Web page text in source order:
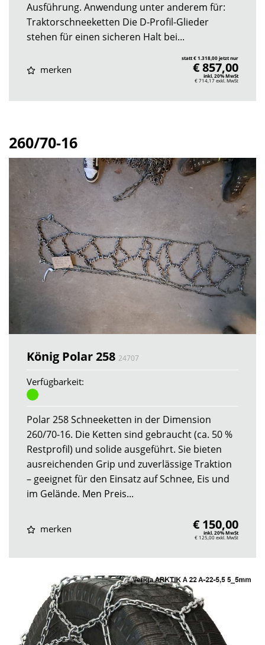
Ausführung. Anwendung unter anderem für:
Traktorschneeketten Die D-Profil-Glieder
stehen für einen sicheren Halt bei...
merken
statt € 1.318,00 jetzt nur
€ 857,00
inkl. 20% MwSt
€ 714,17exkl. MwSt
260/70-16
König Polar 258 24707
Verfügbarkeit:
Polar 258 Schneeketten in der Dimension
260/70-16. Die Ketten sind gebraucht (ca. 50 %
Restprofil) und solide ausgeführt. Sie bieten
ausreichenden Grip und zuverlässige Traktion
– geeignet für den Einsatz auf Schnee, Eis und
im Gelände. Men Preis...
merken € 150,00
inkl. 20% MwSt
€ 125,00exkl. MwSt